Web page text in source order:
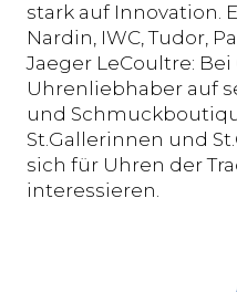
stark auf Innovation.
Nardin, IWC, Tudor,
Jaeger LeCoultre:
Uhrenliebhaber auf
und
St.Gallerinnen und
sich für Uhren der
interessieren.